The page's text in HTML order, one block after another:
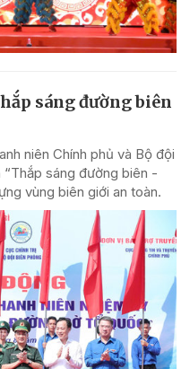
sáng đường biên
niên Chính phủ và Bộ đội
sáng đường biên -
vùng biên giới an toàn.